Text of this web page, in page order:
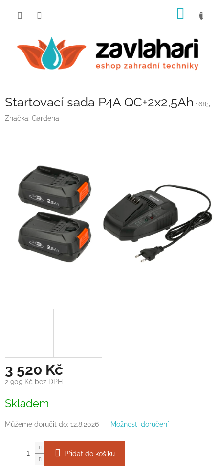
Startovací sada P4A QC+2x2,5Ah 1685
Značka: Gardena
3 520 Kč
2 909 Kč bez DPH
cena:
Skladem
Můžeme doručit do: 12.8.2026 Možnosti doručení
Přidat do košíku